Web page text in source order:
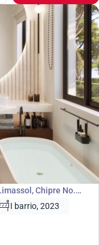
Chipre No.
I barrio, 2023